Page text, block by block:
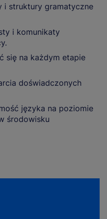
i struktury gramatyczne
i komunikaty
się na każdym etapie
doświadczonych
języka na poziomie
środowisku